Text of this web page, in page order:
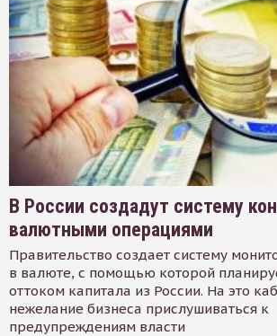
В России создадут систему
валютными операциями
Правительство создает систему
в валюте, с помощью которой
оттоком капитала из России. На это
нежелание бизнеса прислушиваться к
предупреждениям власти